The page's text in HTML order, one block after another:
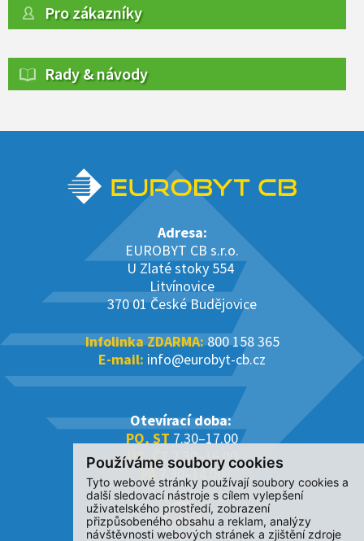
Používáme soubory cookies
Tyto webové stránky používají soubory cookies a
další sledovací nástroje s cílem vylepšení
uživatelského prostředí, zobrazení
přizpůsobeného obsahu a reklam, analýzy
návštěvnosti webových stránek a zjištění zdroje
Pro zákazníky
Rady & návody
Adresa:
EUROBYT CB s.r.o.
U Zlaté stoky 554
Litvínovice
370 01 České Budějovice
Infolinka ZDARMA:800 158 365
E-mail: info@eurobyt-cb.cz
Otevírací doba:
PO, ST 7.30–17.00
ÚT, ČT7.30–16.00
PÁ7.30–14.00